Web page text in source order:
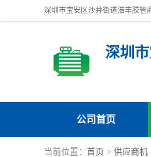
深圳
公司首页
当前位置： 首页 > 供应商机